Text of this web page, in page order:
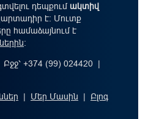
դեպքումակտիվ
է: Մուտք
համաձայնում է
։
+374 (99) 024420 |
| Մեր Մասին | Բլոգ